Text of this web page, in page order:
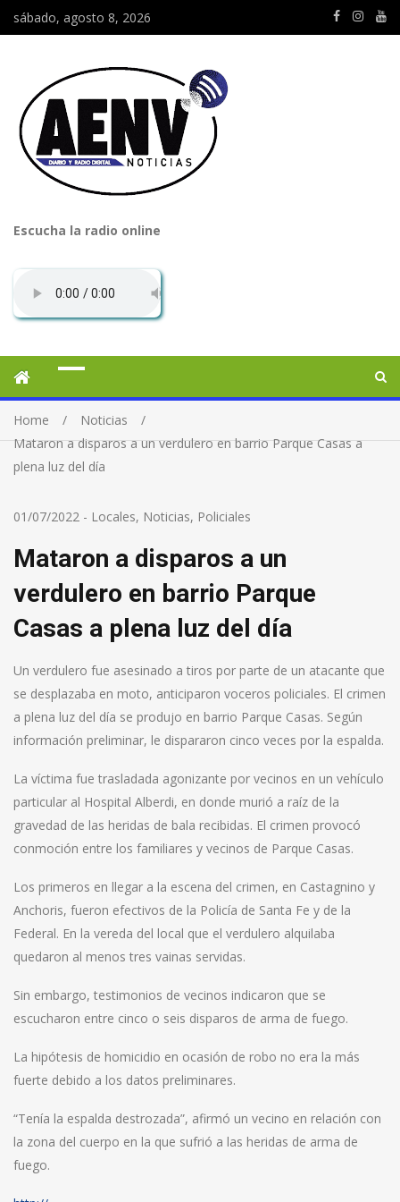
sábado, agosto 8, 2026
Escucha la radio online
Home
Noticias
Mataron a disparos a un verdulero en barrio Parque Casas a
plena luz del día
01/07/2022 - Locales, Noticias, Policiales
Mataron a disparos a un
verdulero en barrio Parque
Casas a plena luz del día
Un verdulero fue asesinado a tiros por parte de un atacante que
se desplazaba en moto, anticiparon voceros policiales. El crimen
a plena luz del día se produjo en barrio Parque Casas. Según
información preliminar, le dispararon cinco veces por la espalda.
La víctima fue trasladada agonizante por vecinos en un vehículo
particular al Hospital Alberdi, en donde murió a raíz de la
gravedad de las heridas de bala recibidas. El crimen provocó
conmoción entre los familiares y vecinos de Parque Casas.
Los primeros en llegar a la escena del crimen, en Castagnino y
Anchoris, fueron efectivos de la Policía de Santa Fe y de la
Federal. En la vereda del local que el verdulero alquilaba
quedaron al menos tres vainas servidas.
Sin embargo, testimonios de vecinos indicaron que se
escucharon entre cinco o seis disparos de arma de fuego.
La hipótesis de homicidio en ocasión de robo no era la más
fuerte debido a los datos preliminares.
“Tenía la espalda destrozada”, afirmó un vecino en relación con
la zona del cuerpo en la que sufrió a las heridas de arma de
fuego.